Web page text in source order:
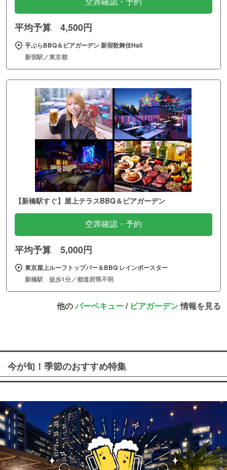
平均予算 4,500円
手ぶらBBQ＆ビアガーデン 新宿歌舞伎Hall
新宿駅／東京都
【新橋駅すぐ】屋上テラスBBQ＆ビアガーデン
空席確認・予約
平均予算 5,000円
東京屋上ルーフトップバー＆BBQ レインボースター
新橋駅 徒歩1分／都道府県不明
他のバーベキュー/ ビアガーデン情報を見る
今が旬！季節のおすすめ特集